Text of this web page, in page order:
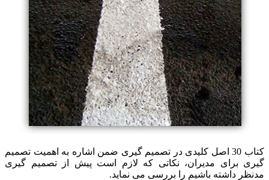
کتاب 30 اصل کلیدی در تصمیم گیری ضمن اشاره به اهمیت تصمیم
گیری برای مدیران، نکاتی که لازم است پیش از تصمیم گیری
مدنظر داشته باشیم را بررسی می نماید.